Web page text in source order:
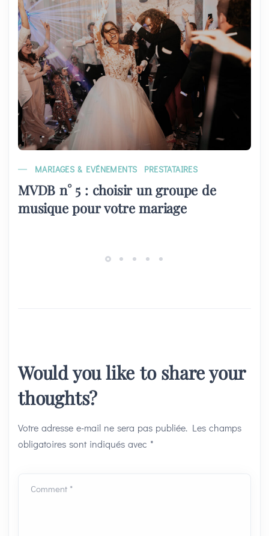
MARIAGES & EVÉNEMENTS PRESTATAIRES
MVDB n° 5 : choisir un groupe de
musique pour votre mariage
Would you like to share your
thoughts?
Votre adresse e-mail ne sera pas publiée. Les champs
obligatoires sont indiqués avec *
Comment *